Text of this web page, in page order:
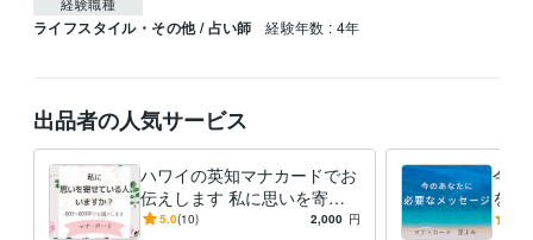
ライフスタイル・その他 / 占い師 経験年数 : 4年
出品者の人気サービス
ハワイの英知マナカードでお
伝えします 私に思いを寄せ
ている人はいますか？
5.0(10) 2,000 円
今あ
をお
因は